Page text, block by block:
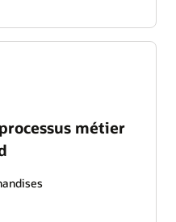
métier